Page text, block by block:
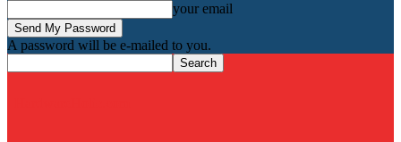
your email
A password will be e-mailed to you.